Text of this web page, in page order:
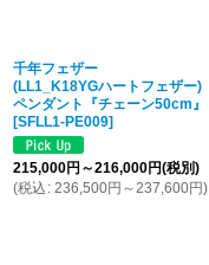
千年フェザー
(LL1_K18YGハートフェザー)
ペンダント『チェーン50cm』
[SFLL1-PE009]
215,000円 ～216,000円(税別)
(税込 : 236,500円 ～237,600円)